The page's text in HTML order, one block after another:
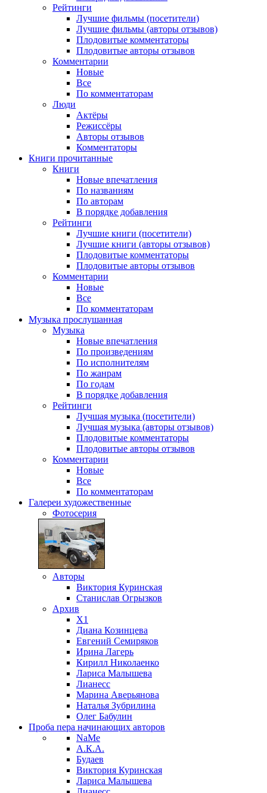
Рейтинги
Лучшие фильмы (посетители)
Лучшие фильмы (авторы отзывов)
Плодовитые комментаторы
Плодовитые авторы отзывов
Комментарии
Новые
Все
По комментаторам
Люди
Актёры
Режиссёры
Авторы отзывов
Комментаторы
Книги прочитанные
Книги
Новые впечатления
По названиям
По авторам
В порядке добавления
Рейтинги
Лучшие книги (посетители)
Лучшие книги (авторы отзывов)
Плодовитые комментаторы
Плодовитые авторы отзывов
Комментарии
Новые
Все
По комментаторам
Музыка прослушанная
Музыка
Новые впечатления
По произведениям
По исполнителям
По жанрам
По годам
В порядке добавления
Рейтинги
Лучшая музыка (посетители)
Лучшая музыка (авторы отзывов)
Плодовитые комментаторы
Плодовитые авторы отзывов
Комментарии
Новые
Все
По комментаторам
Галереи художественные
Фотосерия
Авторы
Виктория Куринская
Станислав Огрызков
Архив
X1
Диана Козинцева
Евгений Семиряков
Ирина Лагерь
Кирилл Николаенко
Лариса Малышева
Лианесс
Марина Аверьянова
Наталья Зубрилина
Олег Бабулин
Проба пера начинающих авторов
NaMe
А.К.А.
Будаев
Виктория Куринская
Лариса Малышева